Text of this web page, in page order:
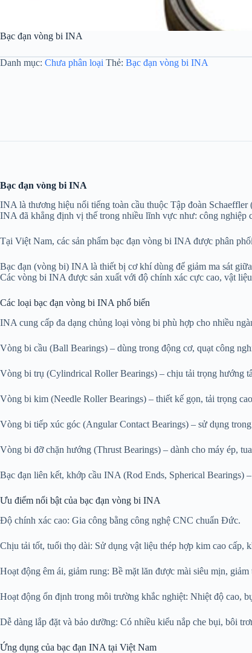
Bạc đạn vòng bi INA
Danh mục: Chưa phân loại Thẻ: Bạc đạn vòng bi INA
Bạc đạn vòng bi INA
INA là thương hiệu nổi tiếng toàn cầu thuộc Tập đoàn
INA đã khẳng định vị thế trong nhiều lĩnh vực như: công nghiệp
Tại Việt Nam, các sản phẩm bạc đạn vòng bi INA được phân
Bạc đạn (vòng bi) INA là thiết bị cơ khí dùng để giảm ma sát
Các vòng bi INA được sản xuất với độ chính xác cực cao, vật
Các loại bạc đạn vòng bi INA phổ biến
INA cung cấp đa dạng chủng loại vòng bi phù hợp cho nhiều
Vòng bi cầu (Ball Bearings) – dùng trong động cơ, quạt công
Vòng bi trụ (Cylindrical Roller Bearings) – chịu tải trọng hướng
Vòng bi kim (Needle Roller Bearings) – thiết kế gọn, tải trọng
Vòng bi tiếp xúc góc (Angular Contact Bearings) – sử dụng
Vòng bi đỡ chặn hướng (Thrust Bearings) – dành cho máy ép,
Bạc đạn liên kết, khớp cầu INA (Rod Ends, Spherical Bearings)
Ưu điểm nổi bật của bạc đạn vòng bi INA
Độ chính xác cao: Gia công bằng công nghệ CNC chuẩn Đức.
Chịu tải tốt, tuổi thọ dài: Sử dụng vật liệu thép hợp kim cao cấp,
Hoạt động êm ái, giảm rung: Bề mặt lăn được mài siêu mịn,
Hoạt động ổn định trong môi trường khắc nghiệt: Nhiệt độ cao,
Dễ dàng lắp đặt và bảo dưỡng: Có nhiều kiểu nắp che bụi, bôi
Ứng dụng của bạc đạn INA tại Việt Nam